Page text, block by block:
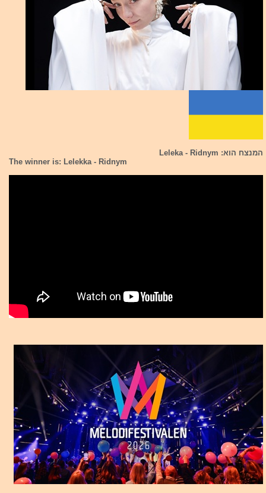
המנצח הוא: Leleka - Ridnym
The winner is: Lelekka - Ridnym